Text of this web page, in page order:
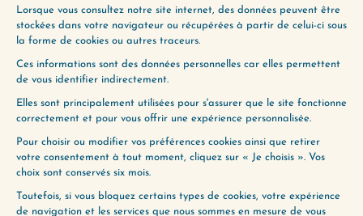
Cette semaine, on se penche sur le principe qui
est au coeur de la Loi de l’Attraction, et qui
consiste à dire que nos…Lire plus